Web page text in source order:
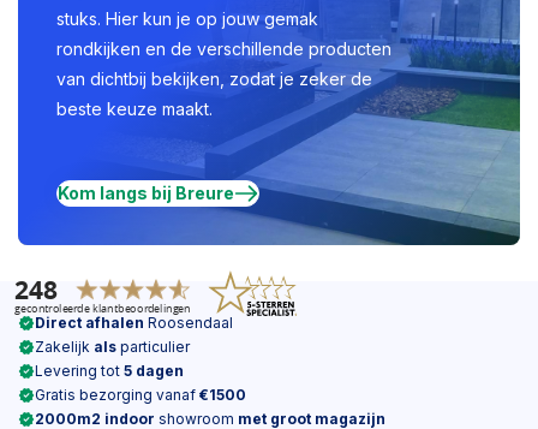
stuks. Hier kun je op jouw gemak
rondkijken en de verschillende producten
van dichtbij bekijken, zodat je zeker de
beste keuze maakt.
Kom langs bij Breure
Direct afhalen Roosendaal
Zakelijk als particulier
Levering tot 5 dagen
Gratis bezorging vanaf €1500
2000m2 indoor showroom met groot magazijn